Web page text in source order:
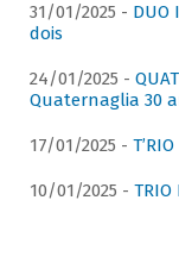
31/01/2025 - DUO
dois
24/01/2025 -
Quaternaglia 30
17/01/2025 -
10/01/2025 -